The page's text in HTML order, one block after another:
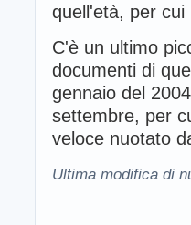
quell'età, per
C'è un ultimo
documenti di
gennaio del
settembre, per
veloce nuotato
Ultima modifica di